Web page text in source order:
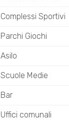
Complessi Sportivi
Parchi Giochi
Asilo
Scuole Medie
Bar
Uffici comunali